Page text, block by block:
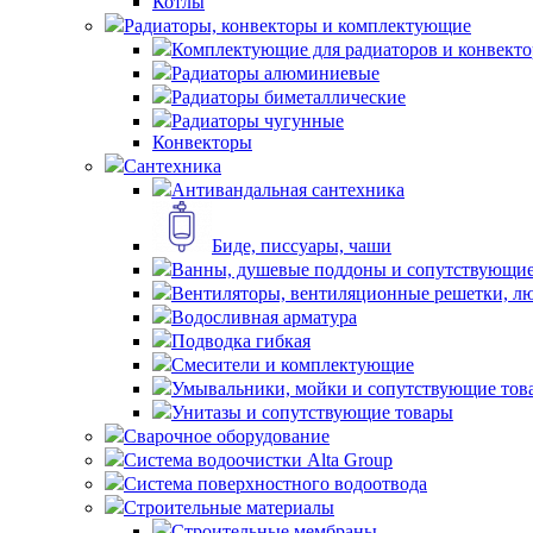
Радиаторы, конвекторы и комплектующие
Комплектующие для радиаторов и
Радиаторы алюминиевые
Радиаторы биметаллические
Радиаторы чугунные
Конвекторы
Сантехника
Антивандальная сантехника
Биде, писсуары, чаши
Ванны, душевые поддоны и
Вентиляторы, вентиляционные решетки,
Водосливная арматура
Подводка гибкая
Смесители и комплектующие
Умывальники, мойки и сопутствующие
Унитазы и сопутствующие товары
Сварочное оборудование
Система водоочистки Alta Group
Система поверхностного водоотвода
Строительные материалы